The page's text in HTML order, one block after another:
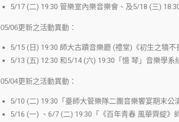
5/17 (二) 19:30 管樂室內樂音樂會、及5/18 (三)
05/06更新之活動異動：
5/15 (日) 19:30 師大古蹟音樂廳 (禮堂)《初生之犢
5/13 (五) 12:30 和5/14 (六) 19:30「憶 琴」音樂學
05/04更新之活動異動：
5/10 (二) 19:30「臺師大管樂隊二團音樂饗宴期末公
5/16 (一) 、6/7 (二) 19:30「《百年青春 風華齊綻》